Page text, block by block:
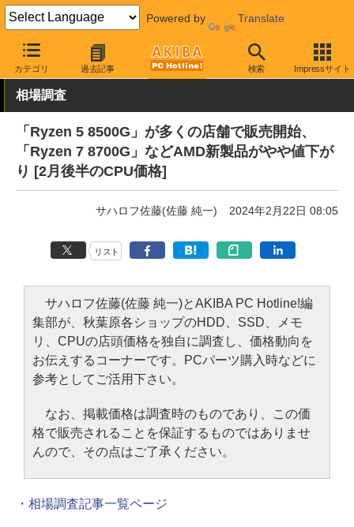
Powered by Translate
カテゴリ 過去記事 検索 Impressサイト
AKIBA PC Hotline! 秋葉原情報 価格情報 価格動向
相場調査
「Ryzen 5 8500G」が多くの店舗で販売開始、
「Ryzen 7 8700G」などAMD新製品がやや値下が
り [2月後半のCPU価格]
サハロフ佐藤(佐藤 純一) 2024年2月22日 08:05
リスト
サハロフ佐藤(佐藤 純一)とAKIBA PC Hotline!編
集部が、秋葉原各ショップのHDD、SSD、メモ
リ、CPUの店頭価格を独自に調査し、価格動向を
お伝えするコーナーです。PCパーツ購入時などに
参考としてご活用下さい。
なお、掲載価格は調査時のものであり、この価
格で販売されることを保証するものではありませ
んので、その点はご了承ください。
・相場調査記事一覧ページ